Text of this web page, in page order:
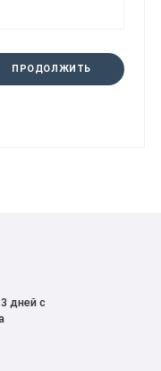
ПРОДОЛЖИТЬ
дней с